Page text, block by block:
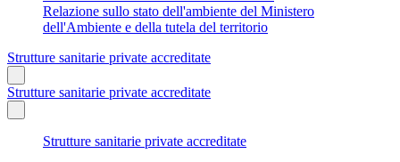
Relazione sullo stato dell'ambiente del Ministero
dell'Ambiente e della tutela del territorio
Strutture sanitarie private accreditate
Strutture sanitarie private accreditate
Strutture sanitarie private accreditate